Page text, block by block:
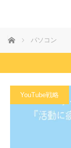
ホーム パソコン
YouTube戦略